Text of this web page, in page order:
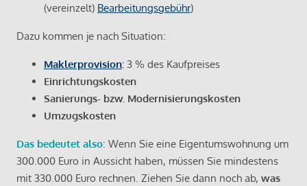
(vereinzelt) Bearbeitungsgebühr)
Dazu kommen je nach Situation:
Maklerprovision: 3 % des Kaufpreises
Einrichtungskosten
Sanierungs- bzw. Modernisierungskosten
Umzugskosten
Das bedeutet also: Wenn Sie eine Eigentumswohnung um
300.000 Euro in Aussicht haben, müssen Sie mindestens
mit 330.000 Euro rechnen. Ziehen Sie dann noch ab, was